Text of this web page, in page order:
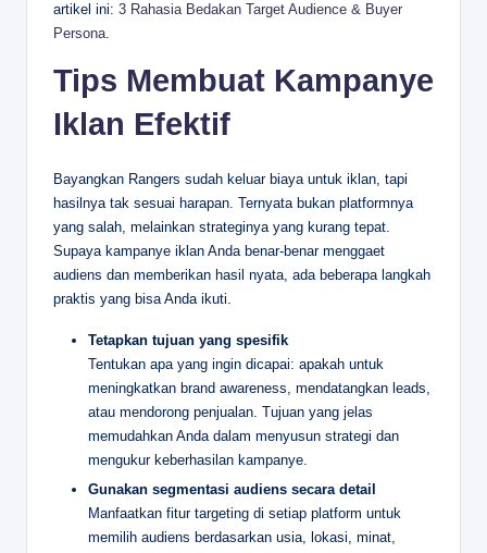
artikel ini: 3 Rahasia Bedakan Target Audience & Buyer
Persona.
Tips Membuat Kampanye
Iklan Efektif
Bayangkan Rangers sudah keluar biaya untuk iklan, tapi
hasilnya tak sesuai harapan. Ternyata bukan platformnya
yang salah, melainkan strateginya yang kurang tepat.
Supaya kampanye iklan Anda benar-benar menggaet
audiens dan memberikan hasil nyata, ada beberapa langkah
praktis yang bisa Anda ikuti.
Tetapkan tujuan yang spesifik
Tentukan apa yang ingin dicapai: apakah untuk
meningkatkan brand awareness, mendatangkan leads,
atau mendorong penjualan. Tujuan yang jelas
memudahkan Anda dalam menyusun strategi dan
mengukur keberhasilan kampanye.
Gunakan segmentasi audiens secara detail
Manfaatkan fitur targeting di setiap platform untuk
memilih audiens berdasarkan usia, lokasi, minat,